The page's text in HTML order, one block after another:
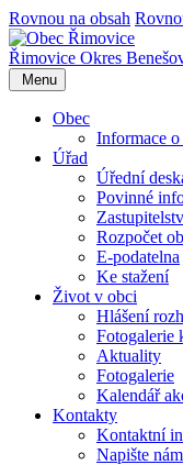
Rovnou na obsah
Řimovice Okres
Menu
Obec
Informace o
Úřad
Úřední
Povinné
Rozpočet
E-podatelna
Ke stažení
Život v obci
Hlášení
Fotogalerie
Aktuality
Fotogalerie
Kalendář
Kontakty
Kontaktní
Napište nám